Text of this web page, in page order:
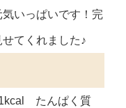
いっぱいです！完
てくれました♪
たんぱく質